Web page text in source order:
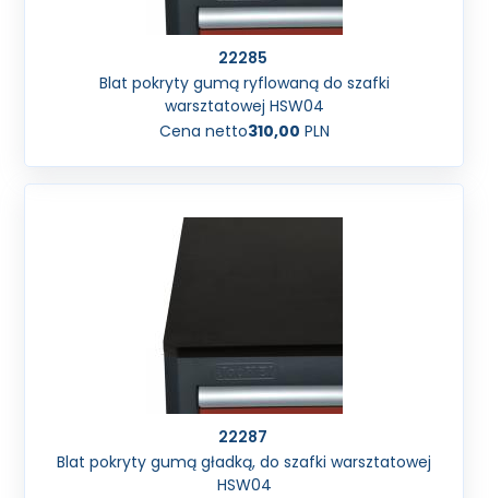
22285
Blat pokryty gumą ryflowaną do szafki
warsztatowej HSW04
Cena netto310,00 PLN
22287
Blat pokryty gumą gładką, do szafki warsztatowej
HSW04